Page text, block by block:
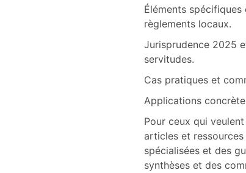
Éléments
règlements locaux.
Jurisprudence 2025
servitudes.
Cas pratiques et
Applications
Pour ceux qui
articles et
spécialisées et des
synthèses et des